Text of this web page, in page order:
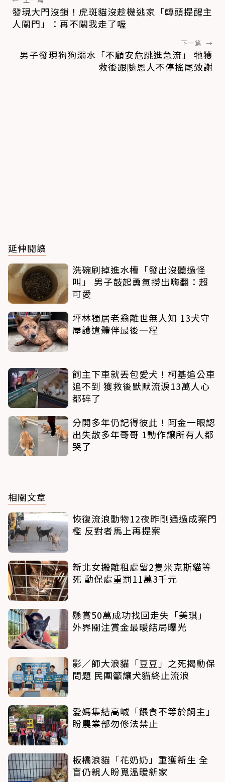
發現大門沒鎖！虎斑貓沒趁機逃家「轉頭提醒主
人關門」：再不關我走了喔
下一篇 →
男子發現狗狗溺水「不顧安危跳進急流」 牠獲
救後跟隨恩人不停搖尾致謝
延伸閱讀
洗碗刷掉進水槽「發出沒聽過怪
叫」 男子鼓起勇氣撈出嗨翻：超
可愛
坪林獨居老翁離世無人知 13犬守
屋護遺體伴最後一程
飼主下車就丟包愛犬！柯基追公車
追不到 獲救後默默流淚13萬人心
都碎了
分開多年仍記得彼此！阿金一眼認
出失散多年哥哥 1動作讓所有人都
哭了
相關文章
恢復流浪動物12夜昨剛通過成案門
檻 反對者馬上再提案
新北女搬離租處留2隻米克斯貓等
死 動保處重罰11萬3千元
懸賞50萬成功找回走失「美琪」
外界關注賞金最暖結局曝光
影／師大浪貓「豆豆」之死揭動保
問題 民團籲讓犬貓終止流浪
愛媽集結高喊「餵食不等於飼主」
盼農業部勿修法禁止
板橋浪貓「花奶奶」重獲新生 全
盲仍親人盼覓溫暖新家